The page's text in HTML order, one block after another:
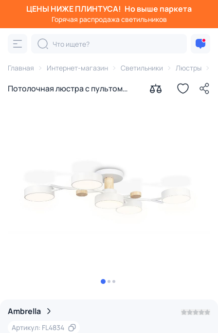
ЦЕНЫ НИЖЕ ПЛИНТУСА! Но выше паркета
Горячая распродажа светильников
Главная Интернет-магазин Светильники Люстры
Потолочная люстра с пультом
Ambrella
Артикул: FL4834